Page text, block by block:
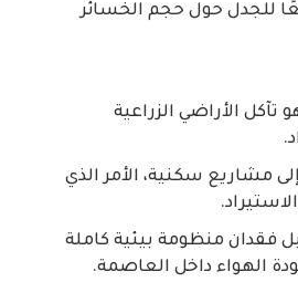
للجدل حول حجم الخسائر
الأراضي الزراعية
مشاريع سكنية، الأمر الذي
فقدان منظومة بيئية كاملة
الهواء داخل العاصمة.